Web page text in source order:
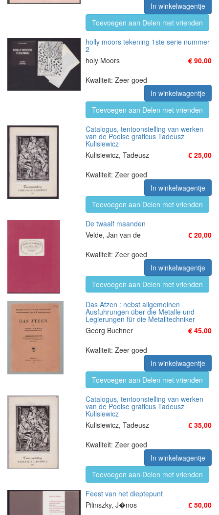
In winkelwagentje
Toevoegen aan Delen met vrienden
holly moors tekening 1ste serie nummer
2
holy Moors
€ 90,00
Kwaliteit: Zeer goed
In winkelwagentje
Toevoegen aan Delen met vrienden
Catalogus, tentoonstelling van werken
van de Poolse graficus Tadeusz
Kulisiewicz
Kulisiewicz, Tadeusz
€ 25,00
Kwaliteit: Zeer goed
In winkelwagentje
Toevoegen aan Delen met vrienden
De twaalf maanden
Velde, Jan van de
€ 20,00
Kwaliteit: Zeer goed
In winkelwagentje
Toevoegen aan Delen met vrienden
Das Atzen : nebst allgemeinen
Ausfuhrungen über die Metalle und
Legierungen für die Metalltechniker
Georg Buchner
€ 45,00
Kwaliteit: Zeer goed
In winkelwagentje
Toevoegen aan Delen met vrienden
Catalogus, tentoonstelling van werken
van de Poolse graficus Tadeusz
Kulisiewicz
Kulisiewicz, Tadeusz
€ 35,00
Kwaliteit: Zeer goed
In winkelwagentje
Toevoegen aan Delen met vrienden
Feest van het dieptepunt
Pilinszky, J�nos
€ 50,00